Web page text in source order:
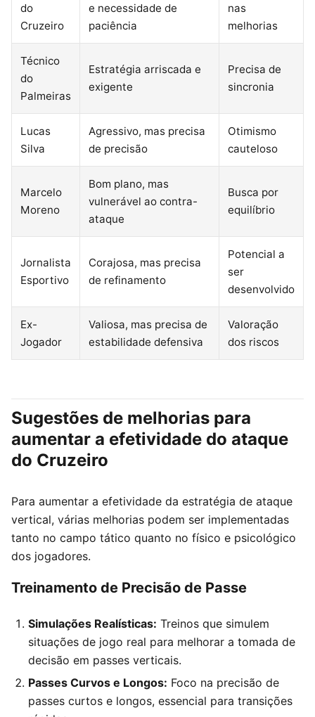
do
Cruzeiro
e necessidade de
paciência
nas
melhorias
Técnico
do
Palmeiras
Estratégia arriscada e
exigente
Precisa de
sincronia
Lucas
Silva
Agressivo, mas precisa
de precisão
Otimismo
cauteloso
Marcelo
Moreno
Bom plano, mas
vulnerável ao contra-
ataque
Busca por
equilíbrio
Jornalista
Esportivo
Corajosa, mas precisa
de refinamento
Potencial a
ser
desenvolvido
Ex-
Jogador
Valiosa, mas precisa de
estabilidade defensiva
Valoração
dos riscos
Sugestões de melhorias para
aumentar a efetividade do ataque
do Cruzeiro
Para aumentar a efetividade da estratégia de ataque
vertical, várias melhorias podem ser implementadas
tanto no campo tático quanto no físico e psicológico
dos jogadores.
Treinamento de Precisão de Passe
Simulações Realísticas: Treinos que simulem
situações de jogo real para melhorar a tomada de
decisão em passes verticais.
Passes Curvos e Longos: Foco na precisão de
passes curtos e longos, essencial para transições